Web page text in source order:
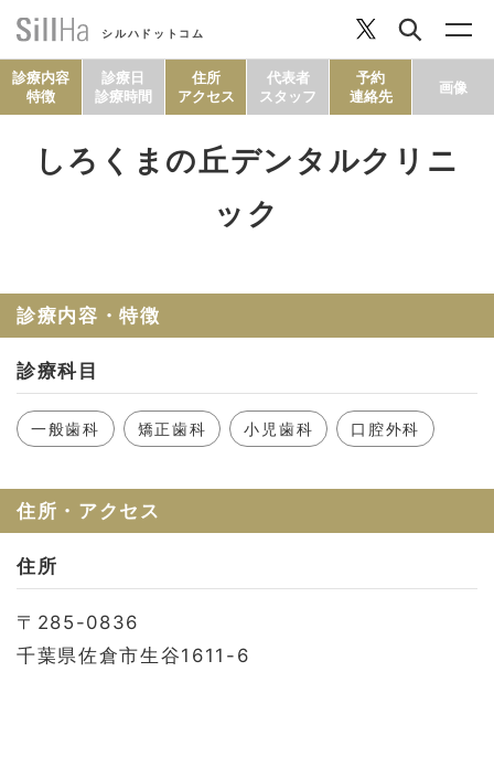
シルハドットコム
コラム
利用規約
診療内容
特徴
診療日
診療時間
住所
アクセス
代表者
スタッフ
予約
連絡先
画像
しろくまの丘デンタルクリニ
ック
診療内容・特徴
診療科目
一般歯科 矯正歯科 小児歯科 口腔外科
住所・アクセス
住所
〒285-0836
千葉県佐倉市生谷1611-6